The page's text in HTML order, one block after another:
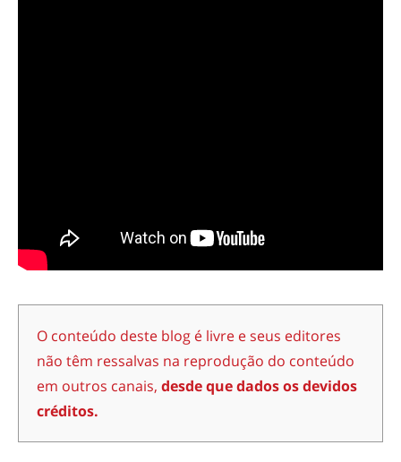
O conteúdo deste blog é livre e seus editores
não têm ressalvas na reprodução do conteúdo
em outros canais, desde que dados os devidos
créditos.